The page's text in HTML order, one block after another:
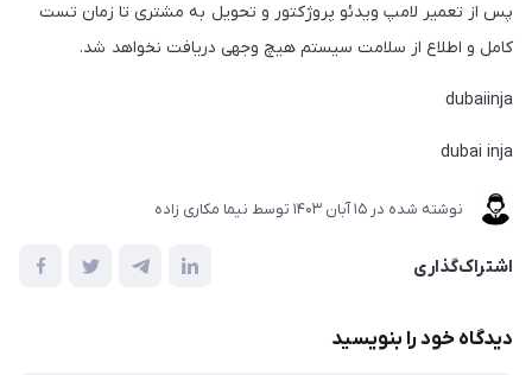
پس از تعمیر لامپ ویدئو پروژکتور و تحویل به مشتری تا زمان تست
کامل و اطلاع از سلامت سیستم هیچ وجهی دریافت نخواهد شد.
dubaiinja
dubai inja
نوشته شده در 15 آبان 1403 توسط نیما مکاری زاده
اشتراک‌گذاری
دیدگاه خود را بنویسید